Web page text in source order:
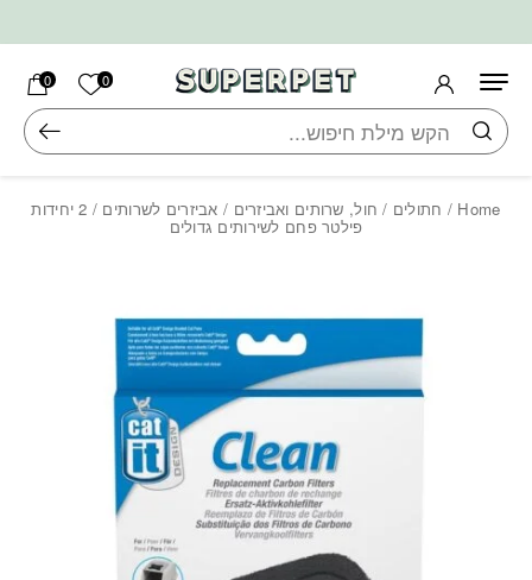
0 הרשימה
0
חיפוש
Home
/ חתולים / חול, שרותים ואביזרים / אביזרים לשרותים / 2 יחידות
פילטר פחם לשירותים גדולים